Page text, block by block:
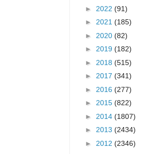
► 2022 (91)
► 2021 (185)
► 2020 (82)
► 2019 (182)
► 2018 (515)
► 2017 (341)
► 2016 (277)
► 2015 (822)
► 2014 (1807)
► 2013 (2434)
► 2012 (2346)